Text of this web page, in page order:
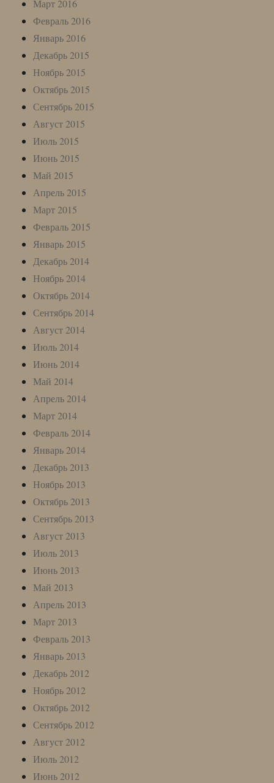
Март 2016
Февраль 2016
Январь 2016
Декабрь 2015
Ноябрь 2015
Октябрь 2015
Сентябрь 2015
Август 2015
Июль 2015
Июнь 2015
Май 2015
Апрель 2015
Март 2015
Февраль 2015
Январь 2015
Декабрь 2014
Ноябрь 2014
Октябрь 2014
Сентябрь 2014
Август 2014
Июль 2014
Июнь 2014
Май 2014
Апрель 2014
Март 2014
Февраль 2014
Январь 2014
Декабрь 2013
Ноябрь 2013
Октябрь 2013
Сентябрь 2013
Август 2013
Июль 2013
Июнь 2013
Май 2013
Апрель 2013
Март 2013
Февраль 2013
Январь 2013
Декабрь 2012
Ноябрь 2012
Октябрь 2012
Сентябрь 2012
Август 2012
Июль 2012
Июнь 2012